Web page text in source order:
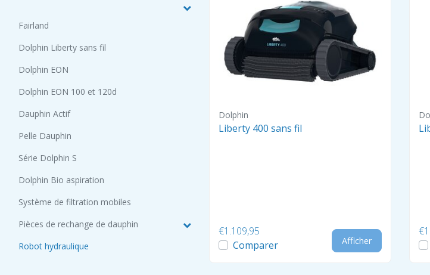
Fairland
Dolphin Liberty sans fil
Dolphin EON
Dolphin EON 100 et 120d
Dauphin Actif
Pelle Dauphin
Série Dolphin S
Dolphin Bio aspiration
Système de filtration mobiles
Pièces de rechange de dauphin
Robot hydraulique
Dolphin
Liberty 400 sans fil
€1.109,95
Comparer
Afficher